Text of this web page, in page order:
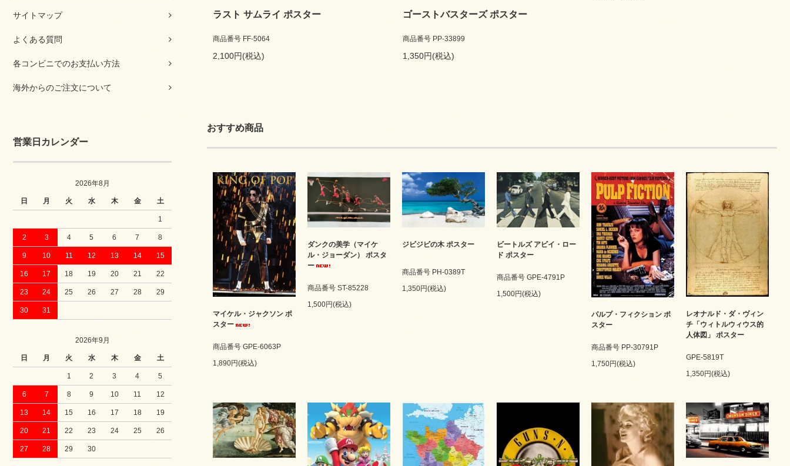
サイトマップ
よくある質問
各コンビニでのお支払い方法
海外からのご注文について
営業日カレンダー
2026年8月
日 月 火 水 木 金 土
1
2 3 4 5 6 7 8
9 10 11 12 13 14 15
16 17 18 19 20 21 22
23 24 25 26 27 28 29
30 31
2026年9月
日 月 火 水 木 金 土
1 2 3 4 5
6 7 8 9 10 11 12
13 14 15 16 17 18 19
20 21 22 23 24 25 26
27 28 29 30
ラスト サムライ ポスター
商品番号 FF-5064
2,100円(税込)
ゴーストバスターズ ポスター
商品番号 PP-33899
1,350円(税込)
おすすめ商品
マイケル・ジャクソン ポ
スター
商品番号 GPE-6063P
1,890円(税込)
ダンクの美学（マイケ
ル・ジョーダン） ポスタ
ー
商品番号 ST-85228
1,500円(税込)
ジビジビの木 ポスター
商品番号 PH-0389T
1,350円(税込)
ビートルズ アビイ・ロー
ド ポスター
商品番号 GPE-4791P
1,500円(税込)
パルプ・フィクション ポ
スター
商品番号 PP-30791P
1,750円(税込)
レオナルド・ダ・ヴィン
チ「ウィトルウィウス的
人体図」 ポスター
GPE-5819T
1,350円(税込)